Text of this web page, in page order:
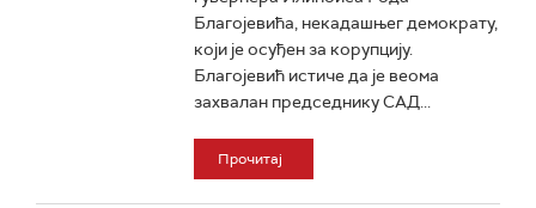
Благојевића, некадашњег демократу,
који је осуђен за корупцију.
Благојевић истиче да је веома
захвалан председнику САД...
Прочитај